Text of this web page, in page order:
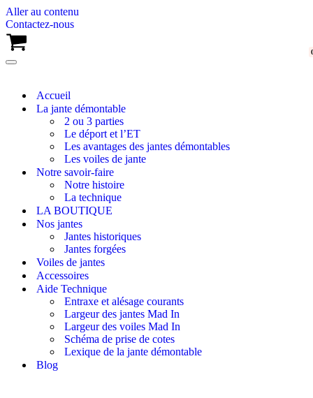
Aller au contenu
Contactez-nous
Panier
Menu
Accueil
La jante démontable
2 ou 3 parties
Le déport et l’ET
Les avantages des jantes démontables
Les voiles de jante
Notre savoir-faire
Notre histoire
La technique
LA BOUTIQUE
Nos jantes
Jantes historiques
Jantes forgées
Voiles de jantes
Accessoires
Aide Technique
Entraxe et alésage courants
Largeur des jantes Mad In
Largeur des voiles Mad In
Schéma de prise de cotes
Lexique de la jante démontable
Blog